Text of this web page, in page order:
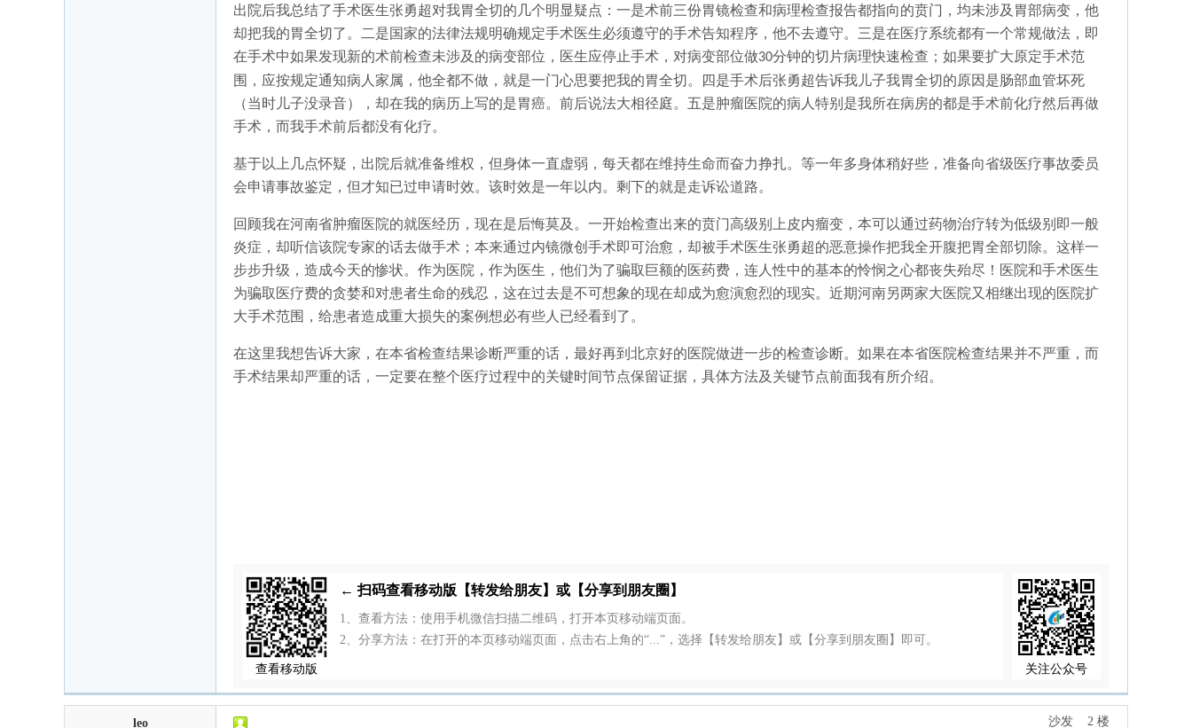
出院后我总结了手术医生张勇超对我胃全切的几个明显疑点：一是术前三份胃镜检查和病理检查报告都指向的贲门，均未涉及胃部病变，他
却把我的胃全切了。二是国家的法律法规明确规定手术医生必须遵守的手术告知程序，他不去遵守。三是在医疗系统都有一个常规做法，即
在手术中如果发现新的术前检查未涉及的病变部位，医生应停止手术，对病变部位做30分钟的切片病理快速检查；如果要扩大原定手术范
围，应按规定通知病人家属，他全都不做，就是一门心思要把我的胃全切。四是手术后张勇超告诉我儿子我胃全切的原因是肠部血管坏死
（当时儿子没录音），却在我的病历上写的是胃癌。前后说法大相径庭。五是肿瘤医院的病人特别是我所在病房的都是手术前化疗然后再做
手术，而我手术前后都没有化疗。
基于以上几点怀疑，出院后就准备维权，但身体一直虚弱，每天都在维持生命而奋力挣扎。等一年多身体稍好些，准备向省级医疗事故委员
会申请事故鉴定，但才知已过申请时效。该时效是一年以内。剩下的就是走诉讼道路。
回顾我在河南省肿瘤医院的就医经历，现在是后悔莫及。一开始检查出来的贲门高级别上皮内瘤变，本可以通过药物治疗转为低级别即一般
炎症，却听信该院专家的话去做手术；本来通过内镜微创手术即可治愈，却被手术医生张勇超的恶意操作把我全开腹把胃全部切除。这样一
步步升级，造成今天的惨状。作为医院，作为医生，他们为了骗取巨额的医药费，连人性中的基本的怜悯之心都丧失殆尽！医院和手术医生
为骗取医疗费的贪婪和对患者生命的残忍，这在过去是不可想象的现在却成为愈演愈烈的现实。近期河南另两家大医院又相继出现的医院扩
大手术范围，给患者造成重大损失的案例想必有些人已经看到了。
在这里我想告诉大家，在本省检查结果诊断严重的话，最好再到北京好的医院做进一步的检查诊断。如果在本省医院检查结果并不严重，而
手术结果却严重的话，一定要在整个医疗过程中的关键时间节点保留证据，具体方法及关键节点前面我有所介绍。
查看移动版
← 扫码查看移动版【转发给朋友】或【分享到朋友圈】
1、查看方法：使用手机微信扫描二维码，打开本页移动端页面。
2、分享方法：在打开的本页移动端页面，点击右上角的“...”，选择【转发给朋友】或【分享到朋友圈】即可。
关注公众号
leo 沙发 2 楼